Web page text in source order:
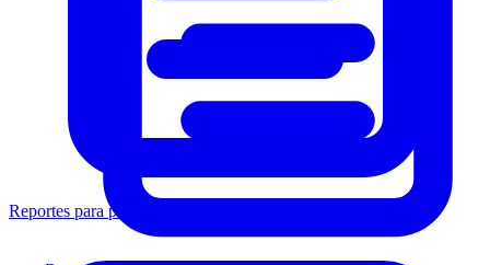
Reportes para prestamistas